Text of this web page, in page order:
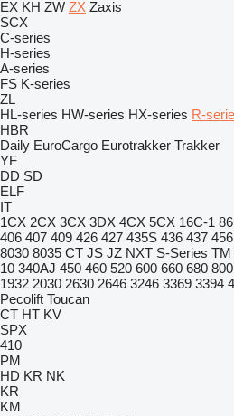
EX KH ZW ZX Zaxis
SCX
C-series
H-series
A-series
FS K-series
ZL
HL-series HW-series HX-series R-
HBR
Daily EuroCargo Eurotrakker Trakker
YF
DD SD
ELF
IT
1CX 2CX 3CX 3DX 4CX 5CX 16C-1 86
406 407 409 426 427 435S 436 437 456
8030 8035 CT JS JZ NXT S-Series TM
10 340AJ 450 460 520 600 660 680 800
1932 2030 2630 2646 3246 3369 3394
Pecolift Toucan
CT HT KV
SPX
410
PM
HD KR NK
KR
KM